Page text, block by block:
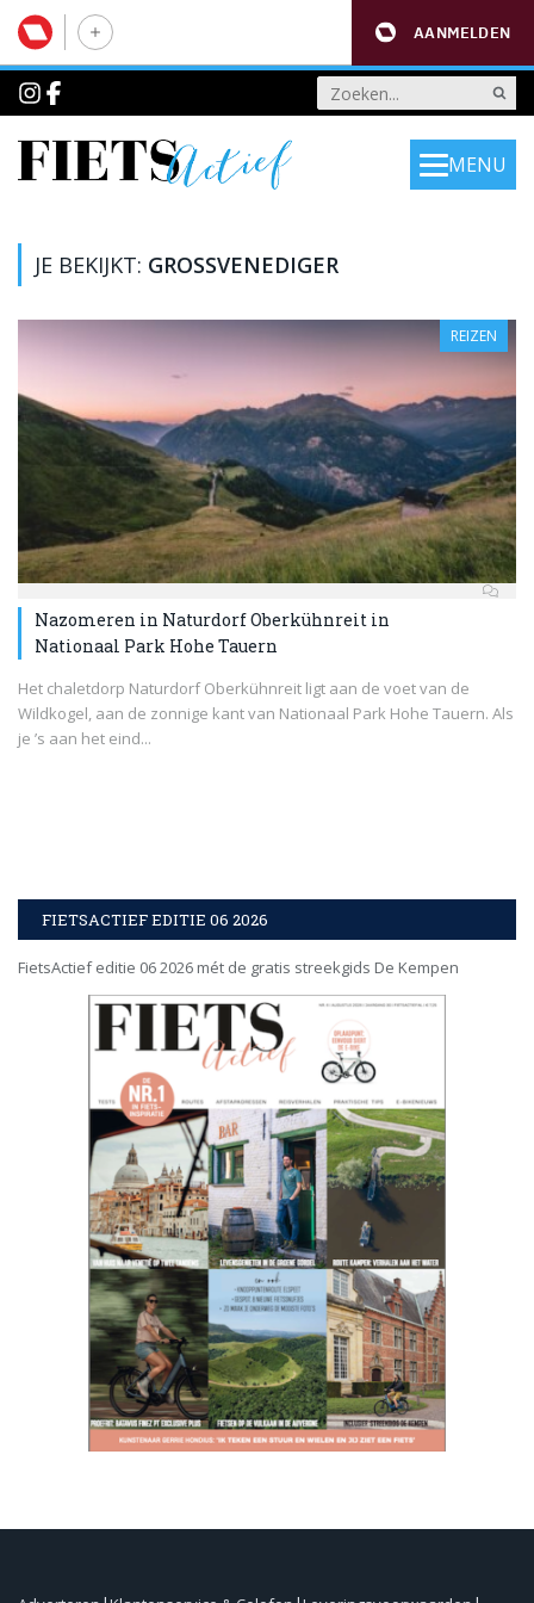
AANMELDEN
MENU
JE BEKIJKT: GROSSVENEDIGER
REIZEN
Nazomeren in Naturdorf Oberkühnreit in
Nationaal Park Hohe Tauern
Het chaletdorp Naturdorf Oberkühnreit ligt aan de voet van de
Wildkogel, aan de zonnige kant van Nationaal Park Hohe Tauern. Als
je ’s aan het eind...
FIETSACTIEF EDITIE 06 2026
FietsActief editie 06 2026 mét de gratis streekgids De Kempen